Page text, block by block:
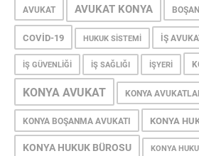
AVUKAT AVUKAT KONYA
COVID-19 HUKUK SISTEMI IŞ
IŞ GÜVENLIĞI IŞ SAĞLIĞI IŞYERI
KONYA AVUKAT KONYA
KONYA BOŞANMA AVUKATI KONYA
KONYA HUKUK BÜROSU KONYA